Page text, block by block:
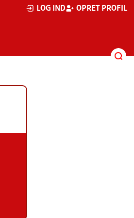
LOG IND OPRET PROFIL